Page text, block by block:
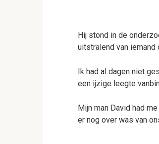
Hij stond in de
uitstralend van
Ik had al dagen niet
een ijzige leegte
Mijn man David had
er nog over was van